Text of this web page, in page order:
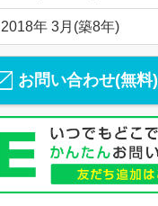
2018年 3月(築8年)
お問い合わせ(無料)